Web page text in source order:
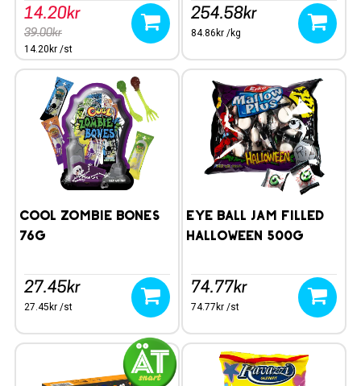
14.20kr
39.00kr
14.20kr /st
254.58kr
84.86kr /kg
Cool Zombie Bones
76g
27.45kr
27.45kr /st
Eye Ball Jam Filled
Halloween 500g
74.77kr
74.77kr /st